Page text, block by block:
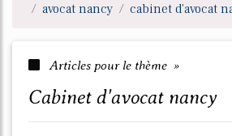
avocat nancy
cabinet d'avocat
Articles pour le thème »
cabinet d'avocat nancy